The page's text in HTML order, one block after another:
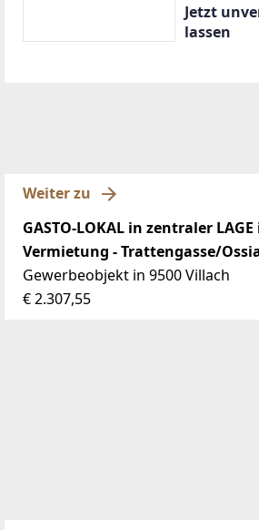
Jetzt
lassen
Weiter zu
GASTO-LOKAL in zentraler
Vermietung - Trattengasse/
Gewerbeobjekt in 9500 Villach
€ 2.307,55